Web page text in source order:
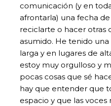
comunicación (y en
afrontarla) una fecha
reciclarte o hacer otras
asumido. He tenido
larga y en lugares de
estoy muy orgulloso y
pocas cosas que sé
hay que entender que
espacio y que las voces